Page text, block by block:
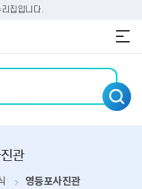
리집입니다.
관
영등포사진관